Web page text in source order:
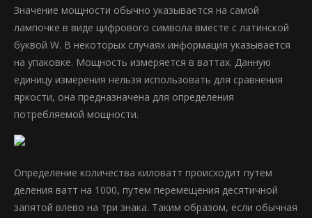
Значение мощности обычно указывается на самой
лампочке в виде цифрового символа вместе с латинской
буквой W. В некоторых случаях информация указывается
на упаковке. Мощность измеряется в ваттах. Данную
единицу измерения нельзя использовать для сравнения
яркости, она предназначена для определения
потребляемой мощности.
Определение количества киловатт происходит путем
деления ватт на 1000, путем перемещения десятичной
запятой влево на три знака. Таким образом, если обычная